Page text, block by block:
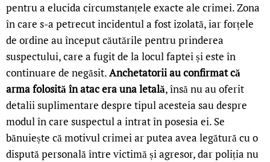
pentru a elucida circumstanțele exacte ale crimei. Zona
în care s-a petrecut incidentul a fost izolată, iar forțele
de ordine au început căutările pentru prinderea
suspectului, care a fugit de la locul faptei și este în
continuare de negăsit.Anchetatorii au confirmat că
arma folosită în atac era una letală, însă nu au oferit
detalii suplimentare despre tipul acesteia sau despre
modul în care suspectul a intrat în posesia ei. Se
bănuiește că motivul crimei ar putea avea legătură cu o
dispută personală între victimă și agresor, dar poliția nu